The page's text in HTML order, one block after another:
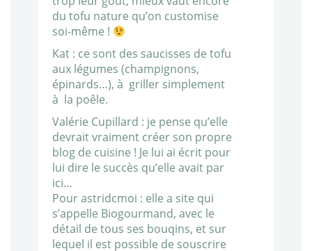
du tofu nature qu’on customise
soi-même !
Kat : ce sont des saucisses de tofu
aux légumes (champignons,
épinards…), à griller simplement
à la poêle.
Valérie Cupillard : je pense qu’elle
devrait vraiment créer son propre
blog de cuisine ! Je lui ai écrit pour
lui dire le succès qu’elle avait par
ici…
Pour astridcmoi : elle a site qui
s’appelle Biogourmand, avec le
détail de tous ses bouqins, et sur
lequel il est possible de souscrire